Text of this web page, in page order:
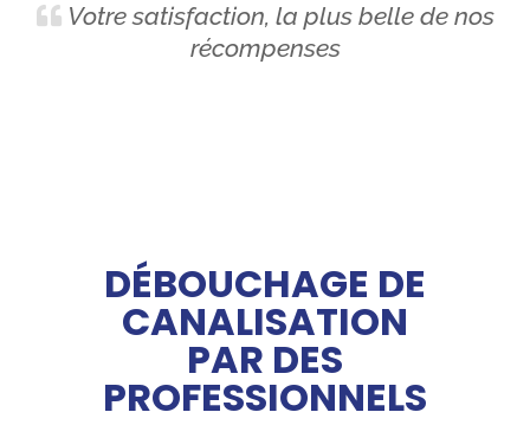
Votre satisfaction, la plus belle de nos
récompenses
DÉBOUCHAGE DE
CANALISATION
PAR DES
PROFESSIONNELS